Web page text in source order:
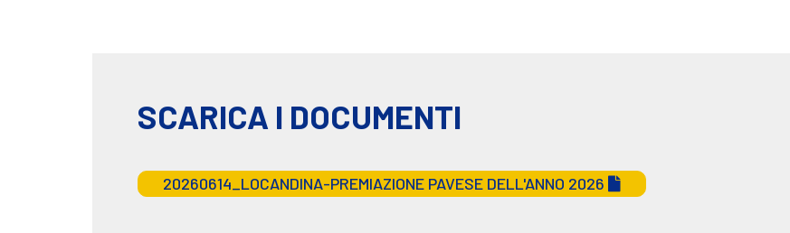
SCARICA I DOCUMENTI
20260614_LOCANDINA-PREMIAZIONE PAVESE DELL'ANNO 2026